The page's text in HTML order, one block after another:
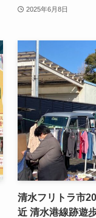
2025年6月8日
清水フリトラ市
近 清水港線跡遊